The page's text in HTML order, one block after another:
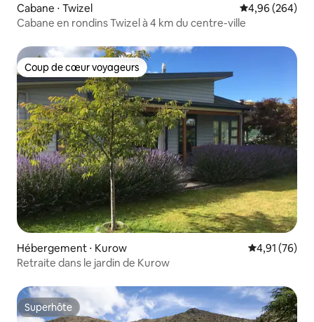
Cabane ⋅ Twizel Évaluation
4,96 (264)
Cabane en rondins Twizel à 4 km du centre-ville
Coup de cœur voyageurs
Coup de cœur voyageurs
Hébergement ⋅ Kurow Évaluation
4,91 (76)
Retraite dans le jardin de Kurow
Superhôte
Superhôte